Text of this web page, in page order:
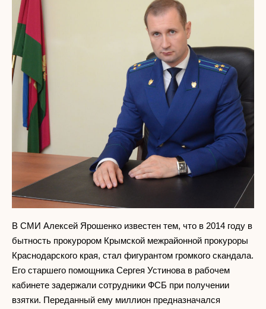
В СМИ Алексей Ярошенко известен тем, что в 2014 году в
бытность прокурором Крымской межрайонной прокуроры
Краснодарского края, стал фигурантом громкого скандала.
Его старшего помощника Сергея Устинова в рабочем
кабинете задержали сотрудники ФСБ при получении
взятки. Переданный ему миллион предназначался